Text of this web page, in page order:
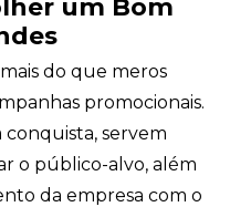
um Bom
do que meros
promocionais.
servem
o público-alvo, além
da empresa com o